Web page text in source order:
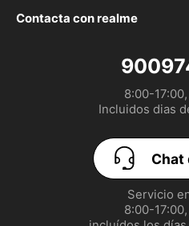
realme 16 5G
realme GT 8 Pro
realme Note 70T
Declaración de la EU
Configurar las Cookies
EU Digital Services Act
Nuestra marca
Política de garantía realme
Contacta con realme
8:00-
Incluidos dias
Chat
Servicio
8:00-